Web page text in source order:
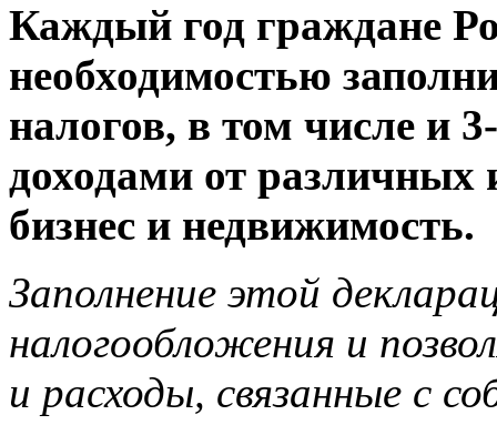
Каждый год граждане
необходимостью
налогов, в том числе и
доходами от различных
бизнес и недвижимость.
Заполнение этой
налогообложения и
и расходы, связанные с